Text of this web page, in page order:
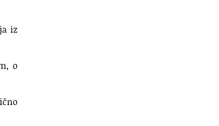
iz
o